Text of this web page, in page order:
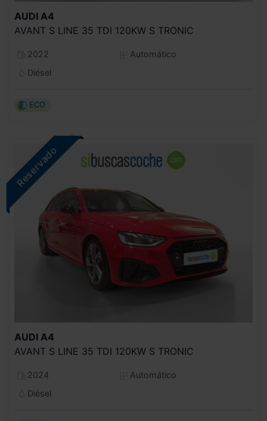
AUDI A4
AVANT S LINE 35 TDI 120KW S TRONIC
2022
Automático
Diésel
ECO
AUDI A4
AVANT S LINE 35 TDI 120KW S TRONIC
2024
Automático
Diésel